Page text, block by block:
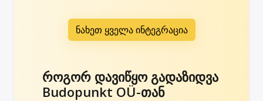
ნახეთ ყველა ინტეგრაცია
როგორ დავიწყო გადაზიდვა
Budopunkt OÜ-თან